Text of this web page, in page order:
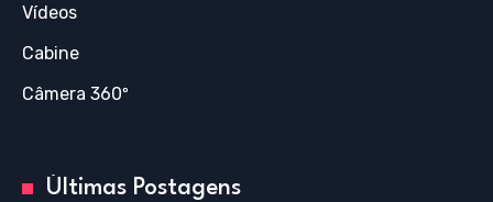
Vídeos
Cabine
Câmera 360º
Últimas Postagens